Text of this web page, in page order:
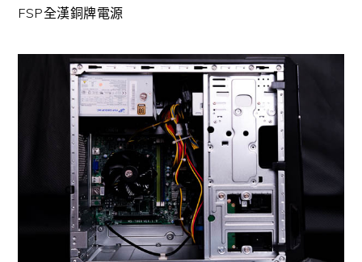
FSP全漢銅牌電源